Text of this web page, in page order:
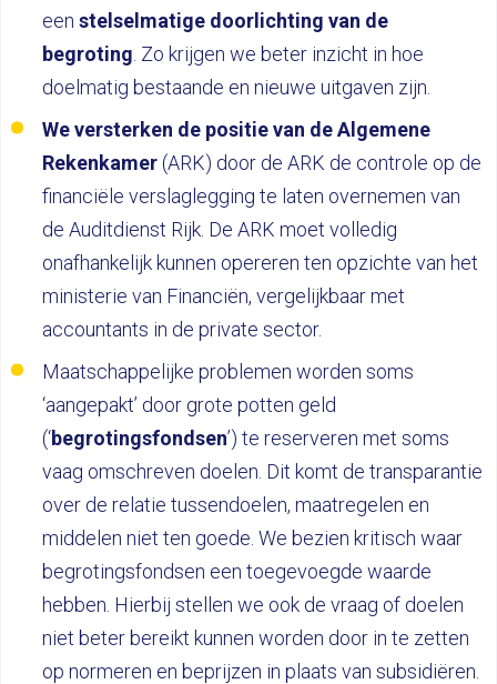
een stelselmatige doorlichting van de
begroting . Zo krijgen we beter inzicht in hoe
doelmatig bestaande en nieuwe uitgaven zijn.
We versterken de positie van de Algemene
Rekenkamer (ARK) door de ARK de controle op de
financiële verslaglegging te laten overnemen van
de Auditdienst Rijk. De ARK moet volledig
onafhankelijk kunnen opereren ten opzichte van het
ministerie van Financiën, vergelijkbaar met
accountants in de private sector.
Maatschappelijke problemen worden soms
‘aangepakt’ door grote potten geld
(‘begrotingsfondsen’) te reserveren met soms
vaag omschreven doelen. Dit komt de transparantie
over de relatie tussendoelen, maatregelen en
middelen niet ten goede. We bezien kritisch waar
begrotingsfondsen een toegevoegde waarde
hebben. Hierbij stellen we ook de vraag of doelen
niet beter bereikt kunnen worden door in te zetten
op normeren en beprijzen in plaats van subsidiëren.